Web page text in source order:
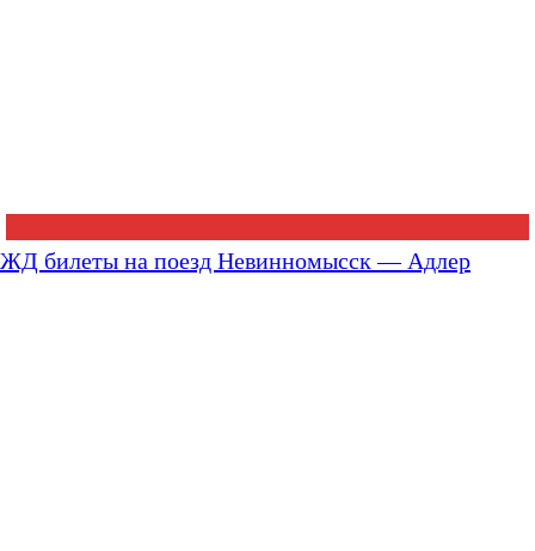
ЖД билеты на поезд Невинномысск — Адлер